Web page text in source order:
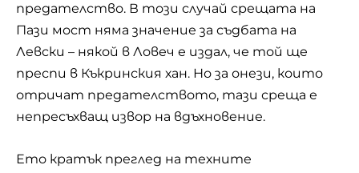
предателство. В този случай срещата на
Пази мост няма значение за съдбата на
Левски – някой в Ловеч е издал, че той ще
преспи в Къкринския хан. Но за онези, които
отричат предателството, тази среща е
непресъхващ извор на вдъхновение.
Ето кратък преглед на техните